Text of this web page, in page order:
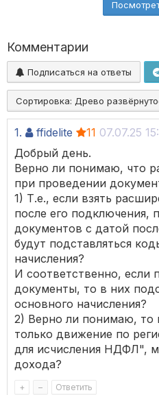
Комментарии
Подписаться на ответы
Сортировка: Древо
1. ffidelite 11 07.07.25
Добрый день.
Верно ли понимаю, что
при проведении
1) Т.е., если взять
после его подключения,
документов с датой
будут подставляться
начисления?
И соответственно, если
документы, то в них
основного начисления?
2) Верно ли понимаю, то
только движение по
для исчисления НДФЛ",
дохода?
+ – Ответить